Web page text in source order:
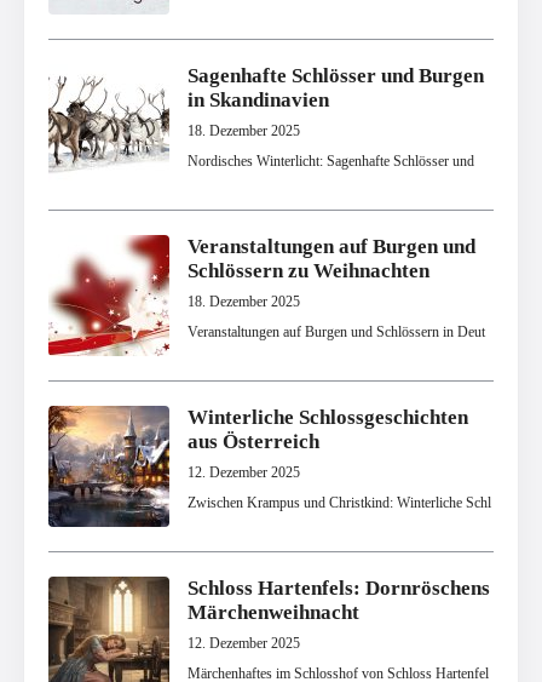
Sagenhafte Schlösser und Burgen
in Skandinavien
18. Dezember 2025
Nordisches Winterlicht: Sagenhafte Schlösser und
Veranstaltungen auf Burgen und
Schlössern zu Weihnachten
18. Dezember 2025
Veranstaltungen auf Burgen und Schlössern in Deut
Winterliche Schlossgeschichten
aus Österreich
12. Dezember 2025
Zwischen Krampus und Christkind: Winterliche Schl
Schloss Hartenfels: Dornröschens
Märchenweihnacht
12. Dezember 2025
Märchenhaftes im Schlosshof von Schloss Hartenfel